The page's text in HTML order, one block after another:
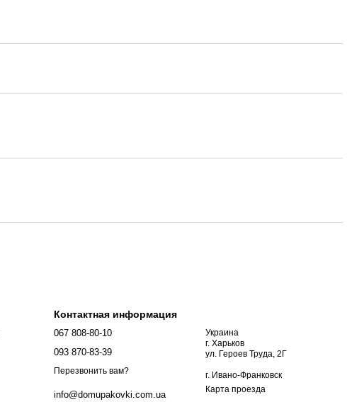
Контактная информация
067 808-80-10
093 870-83-39
Перезвонить вам?
info@domupakovki.com.ua
Украина
г. Харьков
ул. Героев Труда, 2Г
г. Ивано-Франковск
Карта проезда